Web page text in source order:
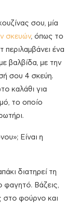
σου, μία
σκευών, όπως το
περιλαμβάνει ένα
βαλβίδα, με την
σου 4 σκεύη.
καλάθι για
το οποίο
Είναι η
διατηρεί τη
φαγητό. Βάζεις,
στο φούρνο και